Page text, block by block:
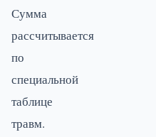
Сумма
рассчитывается
по
специальной
таблице
травм.